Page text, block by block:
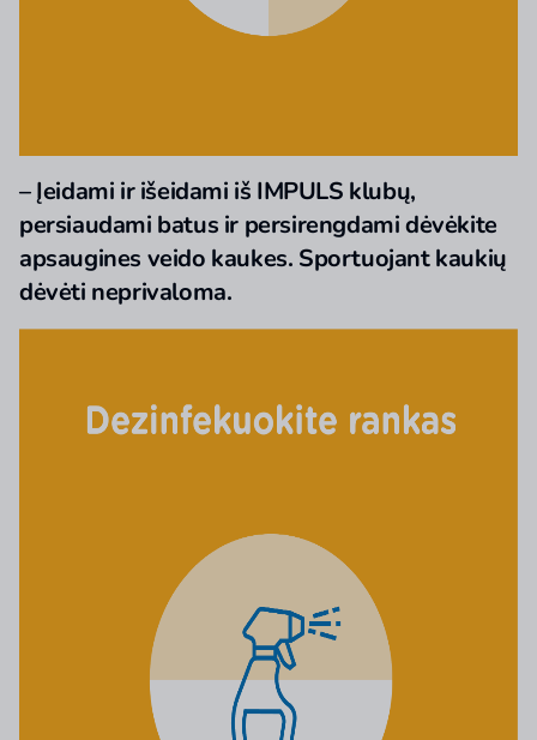
– Įeidami ir išeidami iš IMPULS klubų,
persiaudami batus ir persirengdami dėvėkite
apsaugines veido kaukes. Sportuojant kaukių
dėvėti neprivaloma.